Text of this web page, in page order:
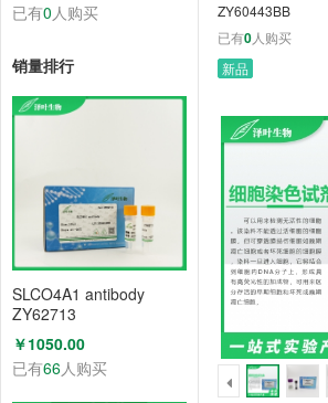
已有0人购买
销量排行
SLCO4A1 antibody
ZY62713
￥1050.00
已有66人购买
ZY60443BB
已有0人购买
新品